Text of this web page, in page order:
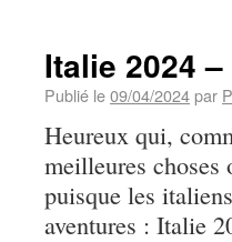
Italie 2024
Publié le09/04/2024par
Heureux qui,
meilleures choses
puisque les
aventures : Italie